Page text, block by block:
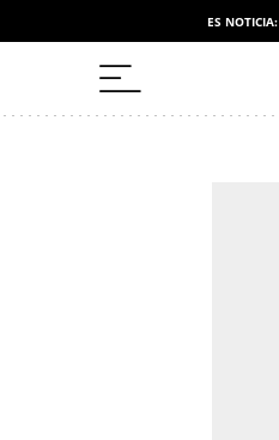
ES NOTICIA: